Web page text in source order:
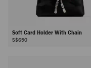
Soft Card Holder With Chain
S$650